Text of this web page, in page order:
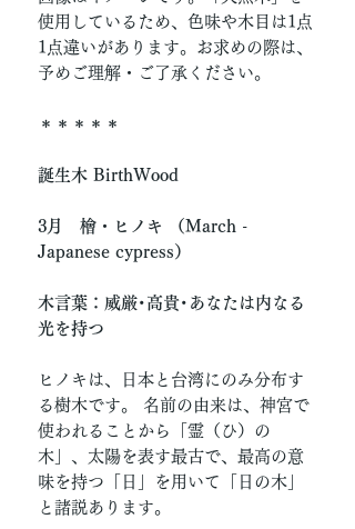
使用しているため、色味や木目は1点
1点違いがあります。お求めの際は、
予めご理解・ご了承ください。
＊＊＊＊＊
誕生木 BirthWood
3月 檜・ヒノキ （March -
Japanese cypress）
木言葉：威厳･高貴･あなたは内なる
光を持つ
ヒノキは、日本と台湾にのみ分布す
る樹木です。 名前の由来は、神宮で
使われることから「霊（ひ）の
木」、太陽を表す最古で、最高の意
味を持つ「日」を用いて「日の木」
と諸説あります。